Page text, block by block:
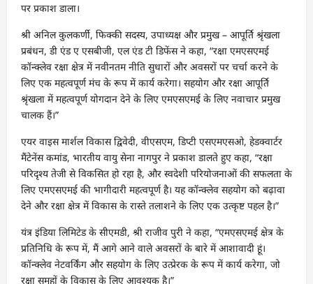
पर प्रकाश डाला।
श्री अनिल कुलकर्णी, फिक्की सदस्य, उपाध्यक्ष और प्रमुख – आपूर्ति श्रृंखला
प्रबंधन, डी एंड ए एसबीजी, एल एंड टी डिफेंस ने कहा, “रक्षा एमएसएमई
कॉन्क्लेव रक्षा क्षेत्र में नवीनतम नीति सुधारों और अवसरों पर चर्चा करने के
लिए एक महत्वपूर्ण मंच के रूप में कार्य करेगा। सहयोग और रक्षा आपूर्ति
श्रृंखला में महत्वपूर्ण योगदान देने के लिए एमएसएमई के लिए नवाचार प्रमुख
चालक हैं।”
एयर वाइस मार्शल विकास द्विवेदी, वीएसएम, डिप्टी एसएमएसओ, हेडक्वार्टर
मैंटेनेंस कमांड, भारतीय वायु सेना नागपुर ने प्रकाश डालते हुए कहा, “रक्षा
परिदृश्य तेजी से विकसित हो रहा है, और स्वदेशी परियोजनाओं की सफलता के
लिए एमएसएमई की भागीदारी महत्वपूर्ण है। यह कॉन्क्लेव सहयोग को बढ़ावा
देने और रक्षा क्षेत्र में विकास के रास्ते तलाशने के लिए एक उत्कृष्ट पहल है।”
यंत्र इंडिया लिमिटेड के सीएमडी, श्री राजीव पुरी ने कहा, “एमएसएमई क्षेत्र के
प्रतिनिधि के रूप में, मैं आगे आने वाले अवसरों के बारे में आशावादी हूं।
कॉन्क्लेव नेटवर्किंग और सहयोग के लिए उत्प्रेरक के रूप में कार्य करेगा, जो
रक्षा समूहों के विकास के लिए आवश्यक है।”